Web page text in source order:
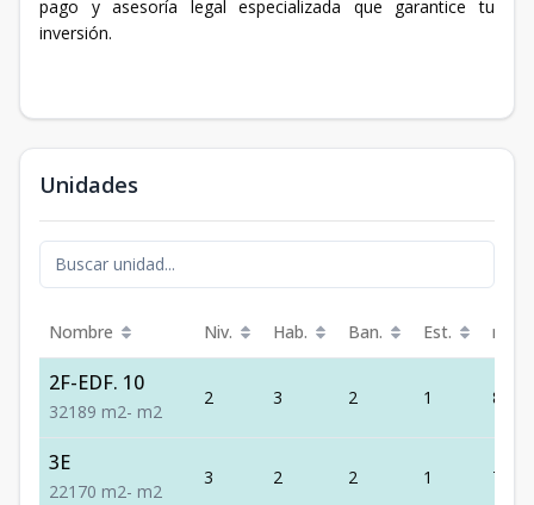
pago y asesoría legal especializada que garantice tu
inversión.
Unidades
Nombre Niv. Hab. Ban. Est. m²
2F-EDF. 10
321 89 m2- m2
2 3 2 1 89
3E
221 70 m2- m2
3 2 2 1 70